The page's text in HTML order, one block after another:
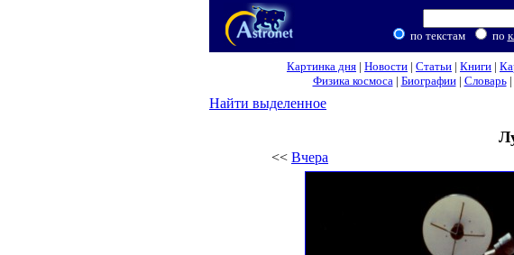
по текстам по
Картинка дня | Новости | Статьи | Книги |
Физика космоса| Биографии| Словарь|
Найти выделенное
<< Вчера